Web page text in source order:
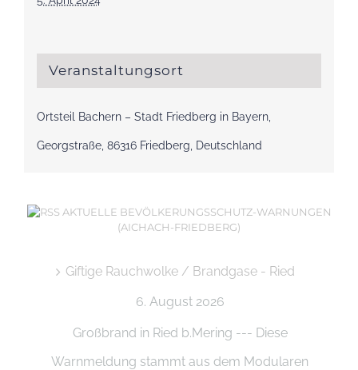
Veranstaltungsort
Ortsteil Bachern – Stadt Friedberg in Bayern,
Georgstraße, 86316 Friedberg, Deutschland
AKTUELLE BEVÖLKERUNGSSCHUTZ-WARNUNGEN
(AICHACH-FRIEDBERG)
Giftige Rauchwolke / Brandgase - Ried
6. August 2026
Großbrand in Ried b.Mering --- Diese
Warnmeldung stammt aus dem Modularen